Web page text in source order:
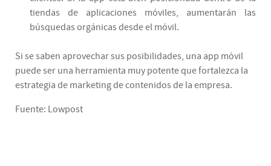
tiendas de aplicaciones móviles, aumentarán las
búsquedas orgánicas desde el móvil.
Si se saben aprovechar sus posibilidades, una app móvil
puede ser una herramienta muy potente que fortalezca la
estrategia de marketing de contenidos de la empresa.
Fuente: Lowpost